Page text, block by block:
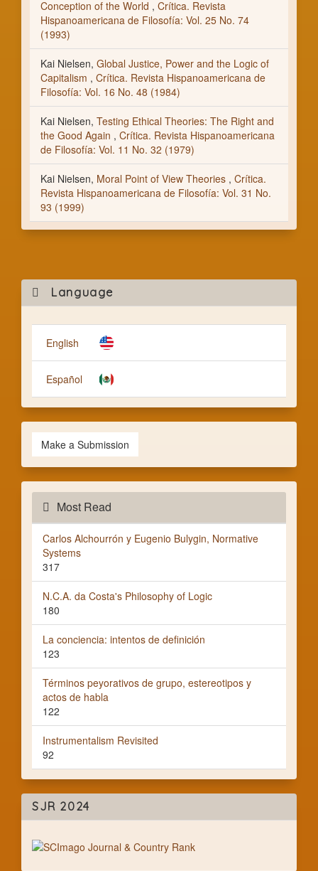
Conception of the World , Crítica. Revista
Hispanoamericana de Filosofía: Vol. 25 No. 74
(1993)
Kai Nielsen, Global Justice, Power and the Logic of
Capitalism , Crítica. Revista Hispanoamericana de
Filosofía: Vol. 16 No. 48 (1984)
Kai Nielsen, Testing Ethical Theories: The Right and
the Good Again , Crítica. Revista Hispanoamericana
de Filosofía: Vol. 11 No. 32 (1979)
Kai Nielsen, Moral Point of View Theories , Crítica.
Revista Hispanoamericana de Filosofía: Vol. 31 No.
93 (1999)
Language
English
Español
a
Make a Submission
Most Read
Carlos Alchourrón y Eugenio Bulygin, Normative
Systems
317
N.C.A. da Costa's Philosophy of Logic
180
La conciencia: intentos de definición
123
Términos peyorativos de grupo, estereotipos y
actos de habla
122
Instrumentalism Revisited
92
SJR 2024